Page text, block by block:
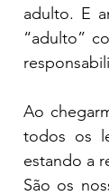
adulto. E
“adulto”
Ao
todos os
estando a
São os